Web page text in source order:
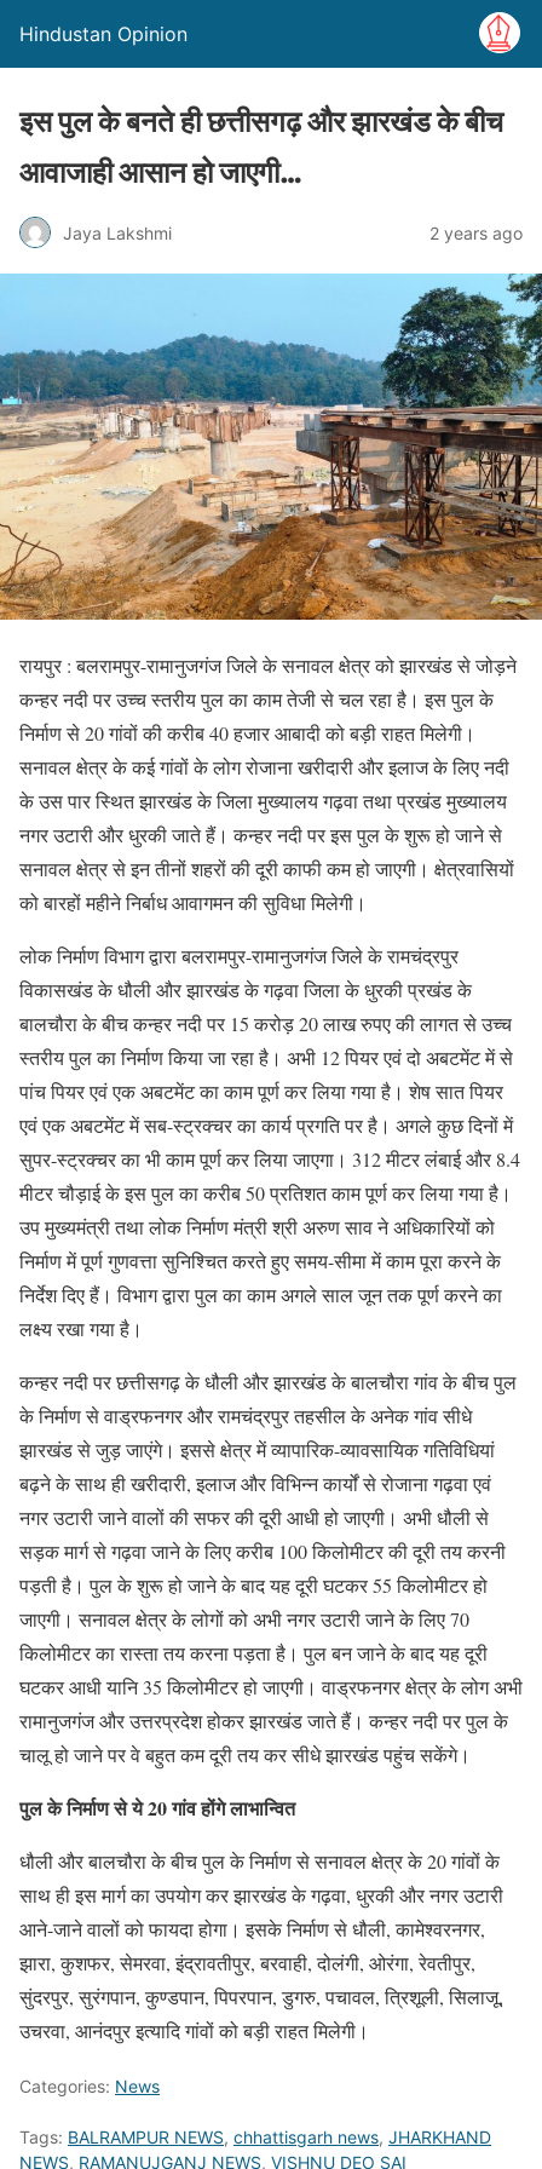
Hindustan Opinion
इस पुल के बनते ही छत्तीसगढ़ और झारखंड के बीच
आवाजाही आसान हो जाएगी…
Jaya Lakshmi 2 years ago
रायपुर : बलरामपुर-रामानुजगंज जिले के सनावल क्षेत्र को झारखंड से जोड़ने
कन्हर नदी पर उच्च स्तरीय पुल का काम तेजी से चल रहा है। इस पुल के
निर्माण से 20 गांवों की करीब 40 हजार आबादी को बड़ी राहत मिलेगी।
सनावल क्षेत्र के कई गांवों के लोग रोजाना खरीदारी और इलाज के लिए नदी
के उस पार स्थित झारखंड के जिला मुख्यालय गढ़वा तथा प्रखंड मुख्यालय
नगर उटारी और धुरकी जाते हैं। कन्हर नदी पर इस पुल के शुरू हो जाने से
सनावल क्षेत्र से इन तीनों शहरों की दूरी काफी कम हो जाएगी। क्षेत्रवासियों
को बारहों महीने निर्बाध आवागमन की सुविधा मिलेगी।
लोक निर्माण विभाग द्वारा बलरामपुर-रामानुजगंज जिले के रामचंद्रपुर
विकासखंड के धौली और झारखंड के गढ़वा जिला के धुरकी प्रखंड के
बालचौरा के बीच कन्हर नदी पर 15 करोड़ 20 लाख रुपए की लागत से उच्च
स्तरीय पुल का निर्माण किया जा रहा है। अभी 12 पियर एवं दो अबटमेंट में से
पांच पियर एवं एक अबटमेंट का काम पूर्ण कर लिया गया है। शेष सात पियर
एवं एक अबटमेंट में सब-स्ट्रक्चर का कार्य प्रगति पर है। अगले कुछ दिनों में
सुपर-स्ट्रक्चर का भी काम पूर्ण कर लिया जाएगा। 312 मीटर लंबाई और 8.4
मीटर चौड़ाई के इस पुल का करीब 50 प्रतिशत काम पूर्ण कर लिया गया है।
उप मुख्यमंत्री तथा लोक निर्माण मंत्री श्री अरुण साव ने अधिकारियों को
निर्माण में पूर्ण गुणवत्ता सुनिश्चित करते हुए समय-सीमा में काम पूरा करने के
निर्देश दिए हैं। विभाग द्वारा पुल का काम अगले साल जून तक पूर्ण करने का
लक्ष्य रखा गया है।
कन्हर नदी पर छत्तीसगढ़ के धौली और झारखंड के बालचौरा गांव के बीच पुल
के निर्माण से वाड्रफनगर और रामचंद्रपुर तहसील के अनेक गांव सीधे
झारखंड से जुड़ जाएंगे। इससे क्षेत्र में व्यापारिक-व्यावसायिक गतिविधियां
बढ़ने के साथ ही खरीदारी, इलाज और विभिन्न कार्यों से रोजाना गढ़वा एवं
नगर उटारी जाने वालों की सफर की दूरी आधी हो जाएगी। अभी धौली से
सड़क मार्ग से गढ़वा जाने के लिए करीब 100 किलोमीटर की दूरी तय करनी
पड़ती है। पुल के शुरू हो जाने के बाद यह दूरी घटकर 55 किलोमीटर हो
जाएगी। सनावल क्षेत्र के लोगों को अभी नगर उटारी जाने के लिए 70
किलोमीटर का रास्ता तय करना पड़ता है। पुल बन जाने के बाद यह दूरी
घटकर आधी यानि 35 किलोमीटर हो जाएगी। वाड्रफनगर क्षेत्र के लोग अभी
रामानुजगंज और उत्तरप्रदेश होकर झारखंड जाते हैं। कन्हर नदी पर पुल के
चालू हो जाने पर वे बहुत कम दूरी तय कर सीधे झारखंड पहुंच सकेंगे।
पुल के निर्माण से ये 20 गांव होंगे लाभान्वित
धौली और बालचौरा के बीच पुल के निर्माण से सनावल क्षेत्र के 20 गांवों के
साथ ही इस मार्ग का उपयोग कर झारखंड के गढ़वा, धुरकी और नगर उटारी
आने-जाने वालों को फायदा होगा। इसके निर्माण से धौली, कामेश्वरनगर,
झारा, कुशफर, सेमरवा, इंद्रावतीपुर, बरवाही, दोलंगी, ओरंगा, रेवतीपुर,
सुंदरपुर, सुरंगपान, कुण्डपान, पिपरपान, डुगरु, पचावल, त्रिशूली, सिलाजू,
उचरवा, आनंदपुर इत्यादि गांवों को बड़ी राहत मिलेगी।
Categories: News
Tags: BALRAMPUR NEWS, chhattisgarh news, JHARKHAND
NEWS, RAMANUJGANJ NEWS, VISHNU DEO SAI